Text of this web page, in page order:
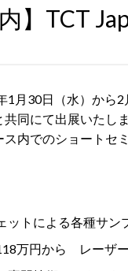
内】TCT
1月30日（水）から
同にて出展いたしま
内でのショートセ
ットによる各種サ
万円から レーザ